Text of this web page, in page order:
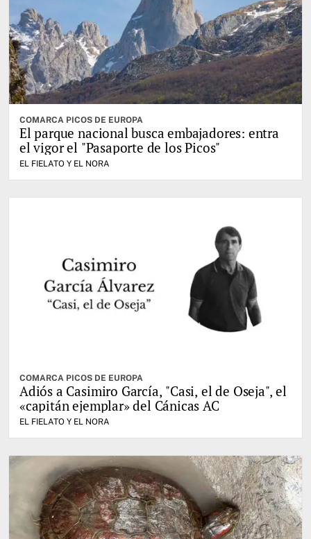
COMARCA PICOS DE EUROPA
El parque nacional busca embajadores: entra
el vigor el "Pasaporte de los Picos"
EL FIELATO Y EL NORA
COMARCA PICOS DE EUROPA
Adiós a Casimiro García, "Casi, el de Oseja", el
«capitán ejemplar» del Cánicas AC
EL FIELATO Y EL NORA